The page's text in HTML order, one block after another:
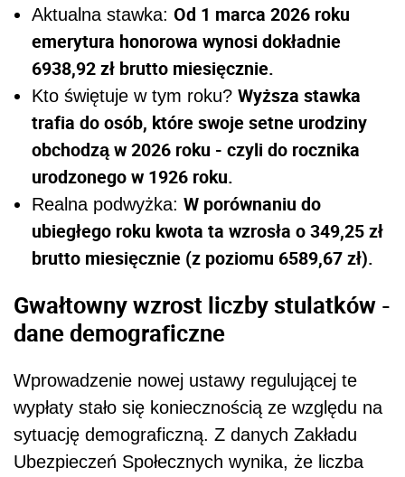
Aktualna stawka: Od 1 marca 2026 roku
emerytura honorowa wynosi dokładnie
6938,92 zł brutto miesięcznie.
Kto świętuje w tym roku? Wyższa stawka
trafia do osób, które swoje setne urodziny
obchodzą w 2026 roku - czyli do rocznika
urodzonego w 1926 roku.
Realna podwyżka: W porównaniu do
ubiegłego roku kwota ta wzrosła o 349,25 zł
brutto miesięcznie (z poziomu 6589,67 zł).
Gwałtowny wzrost liczby stulatków -
dane demograficzne
Wprowadzenie nowej ustawy regulującej te
wypłaty stało się koniecznością ze względu na
sytuację demograficzną. Z danych Zakładu
Ubezpieczeń Społecznych wynika, że liczba